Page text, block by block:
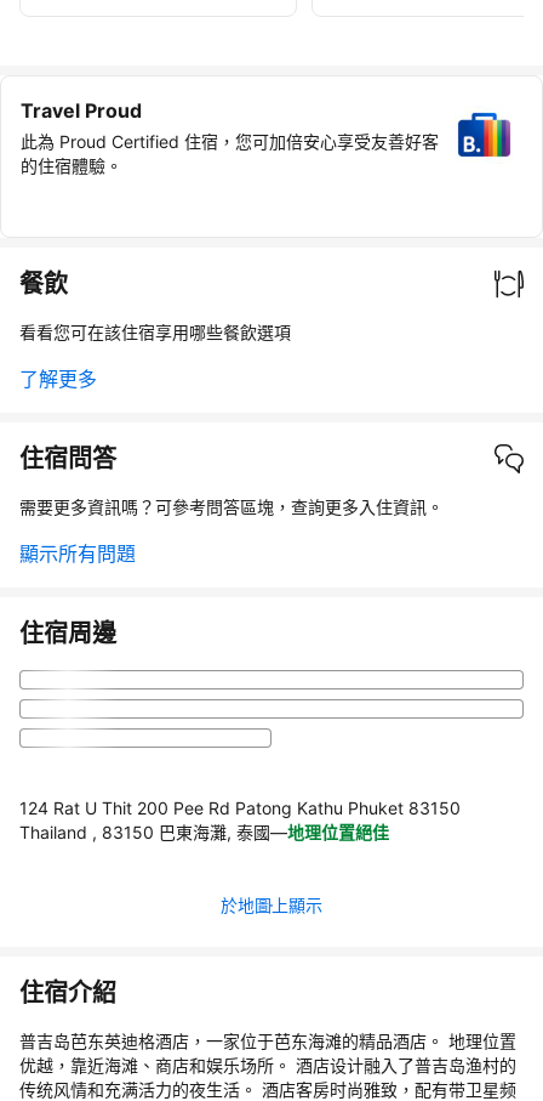
Travel Proud
此為 Proud Certified 住宿，您可加倍安心享受友善好客
的住宿體驗。
餐飲
看看您可在該住宿享用哪些餐飲選項
了解更多
住宿問答
需要更多資訊嗎？可參考問答區塊，查詢更多入住資訊。
顯示所有問題
住宿周邊
124 Rat U Thit 200 Pee Rd Patong Kathu Phuket 83150
Thailand , 83150 巴東海灘, 泰國—地理位置絕佳
於地圖上顯示
住宿介紹
普吉岛芭东英迪格酒店，一家位于芭东海滩的精品酒店。 地理位置
优越，靠近海滩、商店和娱乐场所。 酒店设计融入了普吉岛渔村的
传统风情和充满活力的夜生活。 酒店客房时尚雅致，配有带卫星频